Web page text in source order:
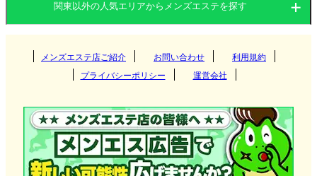
た、横須賀中央駅周辺や米軍基地近くなど、アクセ
スの良い場所に集中している店舗が多いです。
横須賀メンズエステ店の選び方
横須賀には多くの外国人が住んでおり、異国情緒あ
ふれる街並みが広がっています。この環境を活かし
栃木県 東京都
神奈川県 千葉県
つくば
守谷
神栖
群馬県
伊勢崎
太田
宇都宮 東京都
神奈川県
関東以外の人気エリアからメンズエステを探す
関西
兵庫県 滋賀県
奈良県 和歌山県
愛知県 岐阜県
三重県 静岡県
北海道・東北
九州・沖縄
メンズエステ店ご紹介 お問い合わせ
利用規約
プライバシーポリシー
運営会社